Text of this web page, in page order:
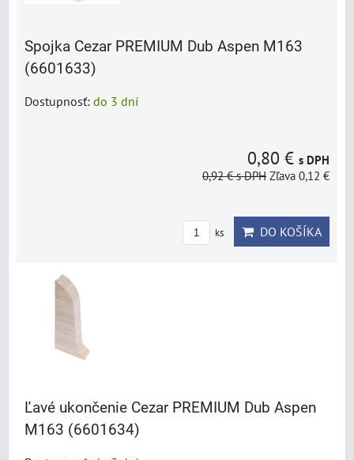
Spojka Cezar PREMIUM Dub Aspen M163
(6601633)
Dostupnosť: do 3 dní
0,80 € s DPH
0,92 €s DPH Zľava 0,12 €
ks DO KOŠÍKA
Ľavé ukončenie Cezar PREMIUM Dub Aspen
M163 (6601634)